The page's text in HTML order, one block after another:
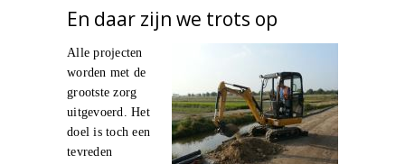
En daar zijn we trots op
Alle projecten
worden met de
grootste zorg
uitgevoerd. Het
doel is toch een
tevreden